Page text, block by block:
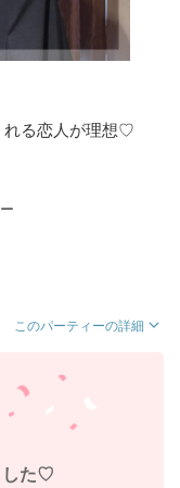
れる恋人が理想♡
このパーティーの詳細
した♡